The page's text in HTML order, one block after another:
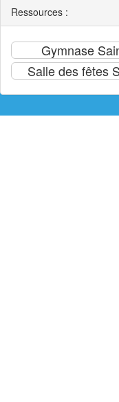
Ressources :